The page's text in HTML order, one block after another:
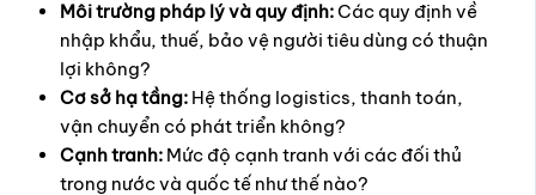
Môi trường pháp lý và quy định:Các quy định về
nhập khẩu, thuế, bảo vệ người tiêu dùng có thuận
lợi không?
Cơ sở hạ tầng: Hệ thống logistics, thanh toán,
vận chuyển có phát triển không?
Cạnh tranh: Mức độ cạnh tranh với các đối thủ
trong nước và quốc tế như thế nào?